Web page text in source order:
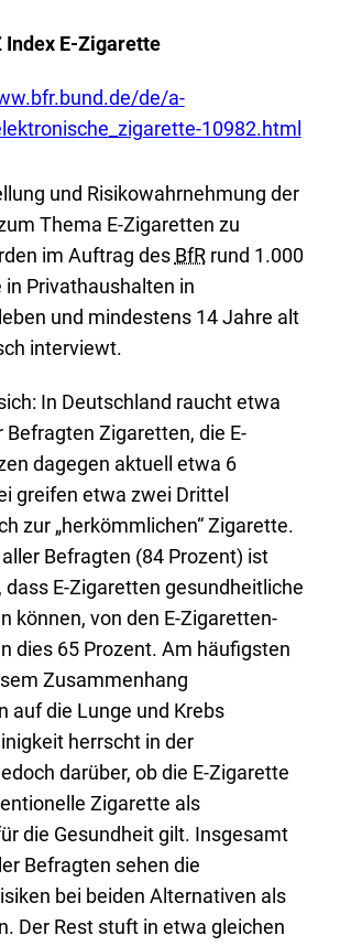
Index E-Zigarette
de/a-
10982.html
und Risikowahrnehmung der
Thema E-Zigaretten zu
im Auftrag des BfRrund 1.000
in Privathaushalten in
und mindestens 14 Jahre alt
interviewt.
In Deutschland raucht etwa
Befragten Zigaretten, die E-
dagegen aktuell etwa 6
greifen etwa zwei Drittel
zur „herkömmlichen“ Zigarette.
Befragten (84 Prozent) ist
dass E-Zigaretten gesundheitliche
können, von den E-Zigaretten-
dies 65 Prozent. Am häufigsten
Zusammenhang
auf die Lunge und Krebs
herrscht in der
darüber, ob die E-Zigarette
Zigarette als
die Gesundheit gilt. Insgesamt
Befragten sehen die
bei beiden Alternativen als
Der Rest stuft in etwa gleichen